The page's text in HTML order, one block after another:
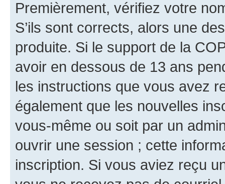
Premièrement, vérifiez votre
S’ils sont corrects, alors une
produite. Si le support de la
avoir en dessous de 13 ans
les instructions que vous avez
également que les nouvelles
vous-même ou soit par un
ouvrir une session ; cette
inscription. Si vous aviez reçu